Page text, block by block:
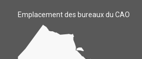
Emplacement des bureaux du CAO